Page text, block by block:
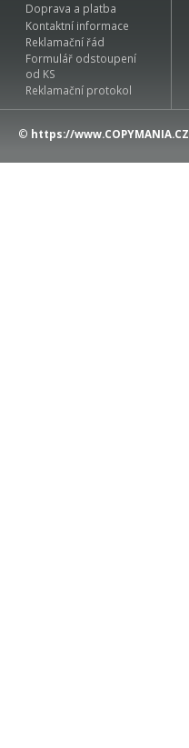
Doprava a platba
Kontaktní informace
Reklamační řád
Formulář odstoupení
od KS
Reklamační protokol
© https://www.COPYMANIA.CZ